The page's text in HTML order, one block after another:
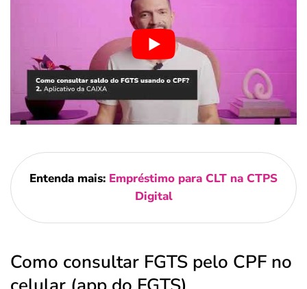
Entenda mais: Empréstimo para CLT na CTPS
Digital
Como consultar FGTS pelo CPF no